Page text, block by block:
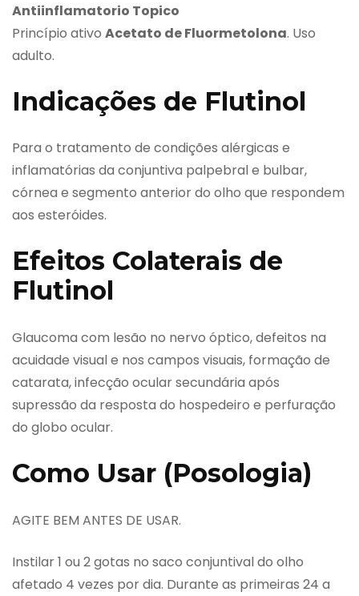
Antiinflamatorio Topico
Princípio ativo Acetato de Fluormetolona. Uso
adulto.
Indicações de Flutinol
Para o tratamento de condições alérgicas e
inflamatórias da conjuntiva palpebral e bulbar,
córnea e segmento anterior do olho que respondem
aos esteróides.
Efeitos Colaterais de
Flutinol
Glaucoma com lesão no nervo óptico, defeitos na
acuidade visual e nos campos visuais, formação de
catarata, infecção ocular secundária após
supressão da resposta do hospedeiro e perfuração
do globo ocular.
Como Usar (Posologia)
AGITE BEM ANTES DE USAR.
Instilar 1 ou 2 gotas no saco conjuntival do olho
afetado 4 vezes por dia. Durante as primeiras 24 a